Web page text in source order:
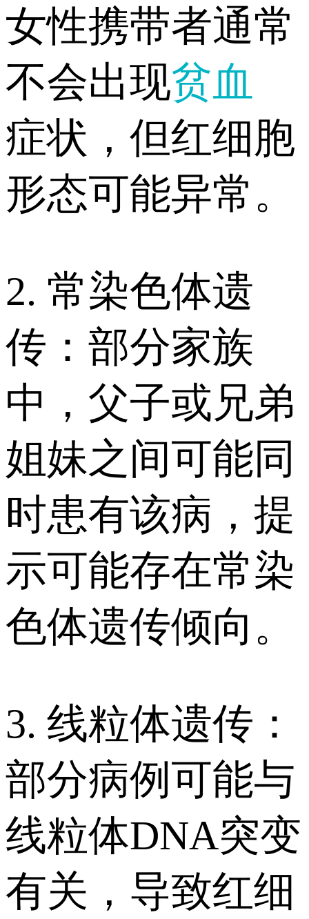
女性携带者通常
不会出现贫血
症状，但红细胞
形态可能异常。
2. 常染色体遗
传：部分家族
中，父子或兄弟
姐妹之间可能同
时患有该病，提
示可能存在常染
色体遗传倾向。
3. 线粒体遗传：
部分病例可能与
线粒体DNA突变
有关，导致红细